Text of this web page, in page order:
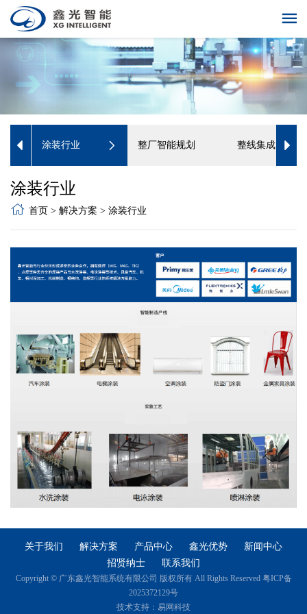
涂装行业 整厂智能规划 整线集成创新
涂装行业
首页 > 解决方案 > 涂装行业
关于我们 解决方案 产品中心 鑫光优势
新闻中心
招贤纳士
联系我们
Copyright © 广东鑫光智能系统有限公司 版权所有 All Rights Reserved 粤ICP备
2025372129号
技术支持： 易网科技